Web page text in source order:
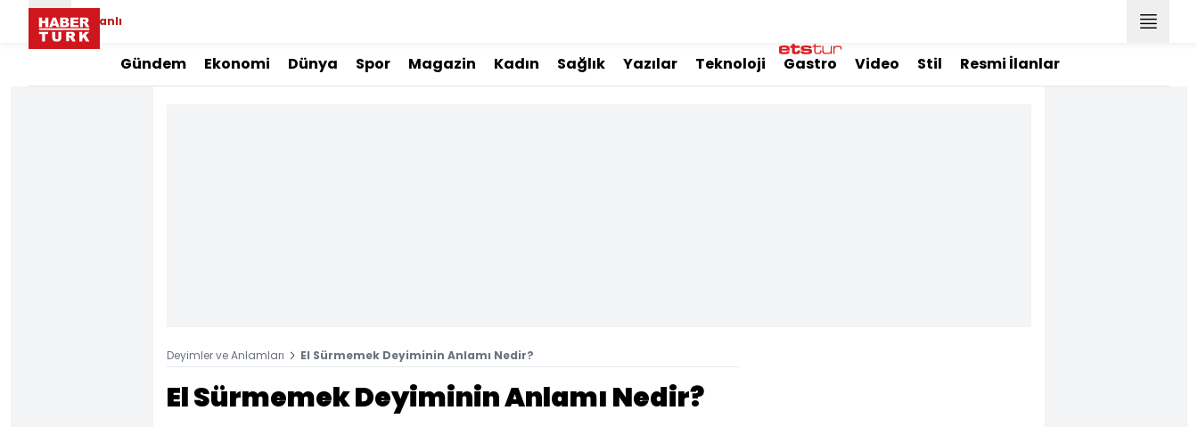
Canlı
Gündem Ekonomi Dünya Spor Magazin Kadın Sağlık Yazılar Teknoloji Gastro Video Stil Resmi İlanlar
Deyimler ve Anlamları El Sürmemek Deyiminin Anlamı Nedir?
El Sürmemek Deyiminin Anlamı Nedir?